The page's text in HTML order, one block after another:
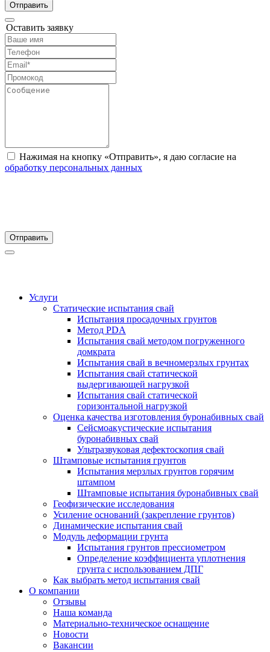
Отправить
Оставить заявку
Нажимая на кнопку «Отправить», я даю согласие на
обработку персональных данных
Отправить
Услуги
Статические испытания свай
Испытания просадочных грунтов
Метод PDA
Испытания свай методом погруженного
домкрата
Испытания свай в вечномерзлых грунтах
Испытания свай статической
выдергивающей нагрузкой
Испытания свай статической
горизонтальной нагрузкой
Оценка качества изготовления буронабивных свай
Сейсмоакустические испытания
буронабивных свай
Ультразвуковая дефектоскопия свай
Штамповые испытания грунтов
Испытания мерзлых грунтов горячим
штампом
Штамповые испытания буронабивных свай
Геофизические исследования
Усиление оснований (закрепление грунтов)
Динамические испытания свай
Модуль деформации грунта
Испытания грунтов прессиометром
Определение коэффициента уплотнения
грунта с использованием ДПГ
Как выбрать метод испытания свай
О компании
Отзывы
Наша команда
Материально-техническое оснащение
Новости
Вакансии